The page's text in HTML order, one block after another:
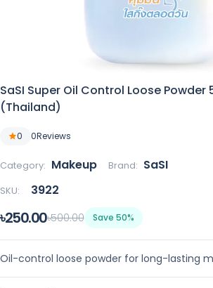
SaSI Super Oil Control Loose Powder
(Thailand)
0 0Reviews
Category: Makeup Brand: SaSI
SKU: 3922
৳250.00৳500.00 Save 50%
Oil-control loose powder for long-lasting